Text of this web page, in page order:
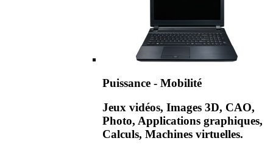
Puissance - Mobilité
Jeux vidéos, Images 3D, CAO,
Photo, Applications graphiques,
Calculs, Machines virtuelles.